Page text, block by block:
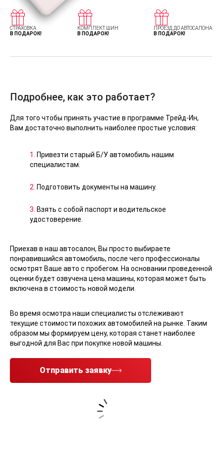
СТРАХОВКА
В ПОДАРОК!
КОМПЛЕКТ ШИН
В ПОДАРОК!
ПРОЕЗД ДО АВТОСАЛОНА
В ПОДАРОК!
Подробнее, как это работает?
Для того чтобы принять участие в программе Трейд-Ин,
Вам достаточно выполнить наиболее простые условия:
1.
Привезти старый Б/У автомобиль нашим
специалистам.
2. Подготовить документы на машину.
3. Взять с собой паспорт и водительское
удостоверение.
Приехав в наш автосалон, Вы просто выбираете
понравившийся автомобиль, после чего профессионалы
осмотрят Ваше авто с пробегом. На основании проведенной
оценки будет озвучена цена машины, которая может быть
включена в стоимость новой модели.
Во время осмотра наши специалисты отслеживают
текущие стоимости похожих автомобилей на рынке. Таким
образом мы формируем цену, которая станет наиболее
выгодной для Вас при покупке новой машины.
Отправить заявку